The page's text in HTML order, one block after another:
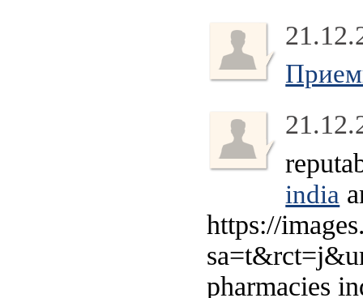
india
https://
pharmacies